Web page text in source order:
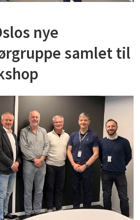
nye
samlet til